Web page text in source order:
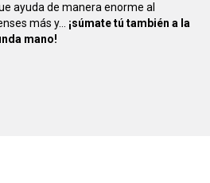
ayuda de manera enorme al
más y... ¡súmate tú también a la
mano!